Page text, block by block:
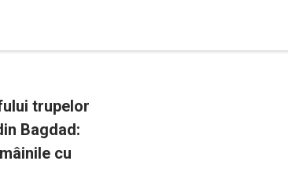
trupelor
Bagdad:
cu